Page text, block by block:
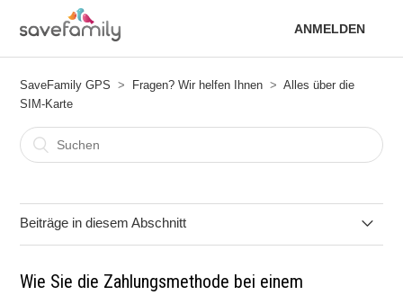
ANMELDEN
SaveFamily GPS Fragen? Wir helfen Ihnen
Alles über die
SIM-Karte
Beiträge in diesem Abschnitt
fehlgeschlagenen Abonnement ändern
Wie Sie die Zahlungsmethode bei einem